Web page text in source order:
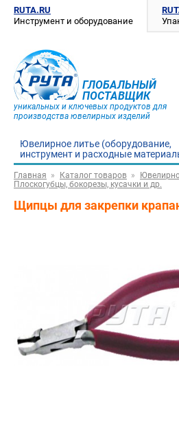
RUTA.RU
Инструмент и оборудование
ГЛОБАЛЬНЫЙ
ПОСТАВЩИК
уникальных и ключевых продуктов для
производства ювелирных изделий
Ювелирное литье (оборудование,
инструмент и расходные
Главная Каталог товаров
Плоскогубцы, бокорезы, кусачки и др.
Щипцы для закрепки